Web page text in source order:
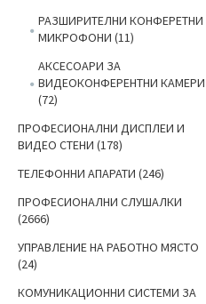
РАЗШИРИТЕЛНИ КОНФЕРЕТНИ
МИКРОФОНИ (11)
АКСЕСОАРИ ЗА
ВИДЕОКОНФЕРЕНТНИ КАМЕРИ
(72)
ПРОФЕСИОНАЛНИ ДИСПЛЕИ И
ВИДЕО СТЕНИ (178)
ТЕЛЕФОННИ АПАРАТИ (246)
ПРОФЕСИОНАЛНИ СЛУШАЛКИ
(2666)
УПРАВЛЕНИЕ НА РАБОТНО МЯСТО
(24)
КОМУНИКАЦИОННИ СИСТЕМИ ЗА